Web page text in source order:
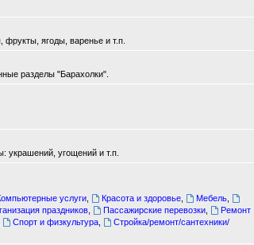
фрукты, ягоды, варенье и т.п.
разделы "Барахолки".
украшений, угощений и т.п.
услуги, Красота и здоровье, Мебель,
праздников Пассажирские перевозки,
Ремонт
Спорт и физкультура,
Стройка/ремонт/сантехники/